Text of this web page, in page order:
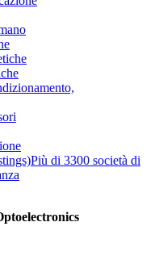
Più di 3300 società di